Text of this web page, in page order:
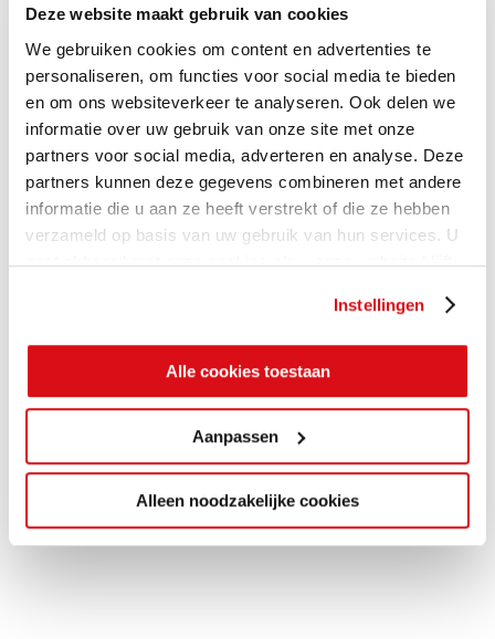
Deze website maakt gebruik van cookies
We gebruiken cookies om content en advertenties te
personaliseren, om functies voor social media te bieden
en om ons websiteverkeer te analyseren. Ook delen we
informatie over uw gebruik van onze site met onze
partners voor social media, adverteren en analyse. Deze
partners kunnen deze gegevens combineren met andere
informatie die u aan ze heeft verstrekt of die ze hebben
verzameld op basis van uw gebruik van hun services. U
gaat akkoord met onze cookies als u onze website blijft
Instellingen
Alle cookies toestaan
Aanpassen
Alleen noodzakelijke cookies